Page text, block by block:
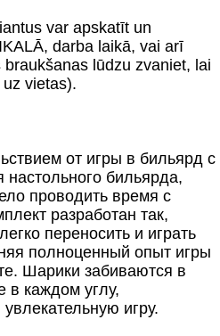
var apskatīt un
darba laikā, vai arī
lūdzu zvaniet, lai
vietas).
от игры в бильярд с
бильярда,
проводить время с
разработан так,
переносить и играть
полноценный опыт игры
Шарики забиваются в
в каждом углу,
игру.